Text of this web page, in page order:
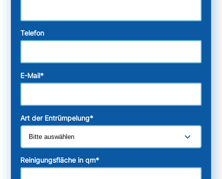
Telefon
E-Mail*
Art der Entrümpelung*
Reinigungsfläche in qm*